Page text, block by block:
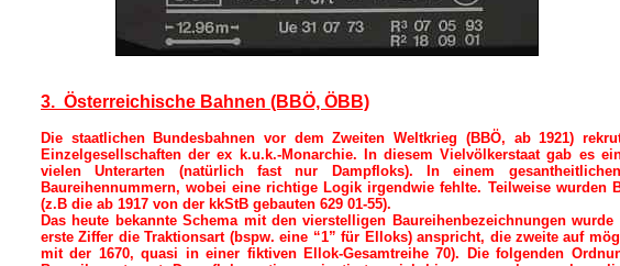
3. Österreichische Bahnen (BBÖ, ÖBB)
Die staatlichen Bundesbahnen vor dem Zweiten Weltkrieg (BBÖ, ab 1921)
Einzelgesellschaften der ex k.u.k.-Monarchie. In diesem Vielvölkerstaat gab es
vielen Unterarten (natürlich fast nur Dampfloks). In einem
Baureihennummern, wobei eine richtige Logik irgendwie fehlte. Teilweise wurden
(z.B die ab 1917 von der kkStB gebauten 629 01-55).
Das heute bekannte Schema mit den vierstelligen Baureihenbezeichnungen
erste Ziffer die Traktionsart (bspw. eine “1” für Elloks) anspricht, die zweite auf
mit der 1670, quasi in einer fiktiven Ellok-Gesamtreihe 70). Die folgenden